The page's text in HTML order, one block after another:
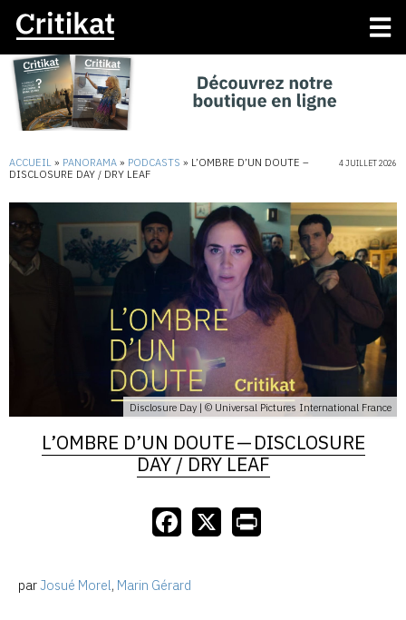
ACCUEIL » PANORAMA » PODCASTS » L’OMBRE D’UN DOUTE –
DISCLOSURE DAY / DRY LEAF
4 JUILLET 2026
Disclosure Day | © Universal Pictures International France
L’OMBRE D’UN DOUTE — DISCLOSURE
DAY / DRY LEAF
parJosué Morel, Marin Gérard